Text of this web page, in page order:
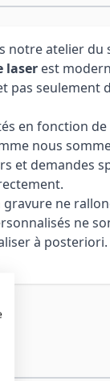
notre atelier du
laser est
pas seulement
en fonction
nous
et demandes
ne
ne
à